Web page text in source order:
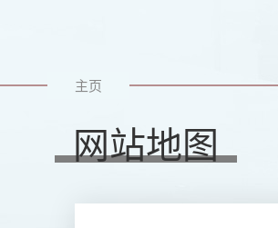
主页
网站地图